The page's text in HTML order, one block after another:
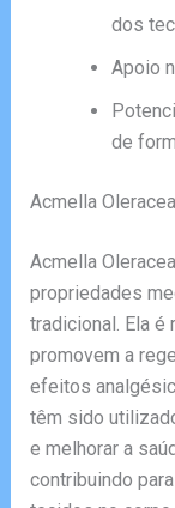
dos
Apoio
de
Acmella
Acmella
propriedades
tradicional. Ela
promovem a
efeitos
têm sido
e melhorar a
contribuindo